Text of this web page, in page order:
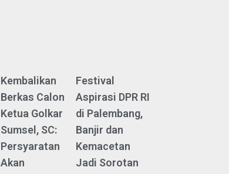
Kembalikan
Berkas Calon
Ketua Golkar
Sumsel, SC:
Persyaratan
Akan
Festival
Aspirasi DPR RI
di Palembang,
Banjir dan
Kemacetan
Jadi Sorotan